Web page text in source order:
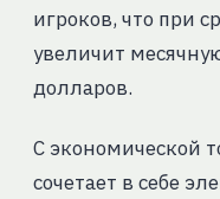
игроков, что при
увеличит
долларов.
С экономической
сочетает в себе